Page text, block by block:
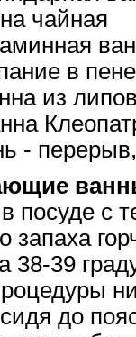
чайная
в
из
-
посуде с
запаха
38-39
до